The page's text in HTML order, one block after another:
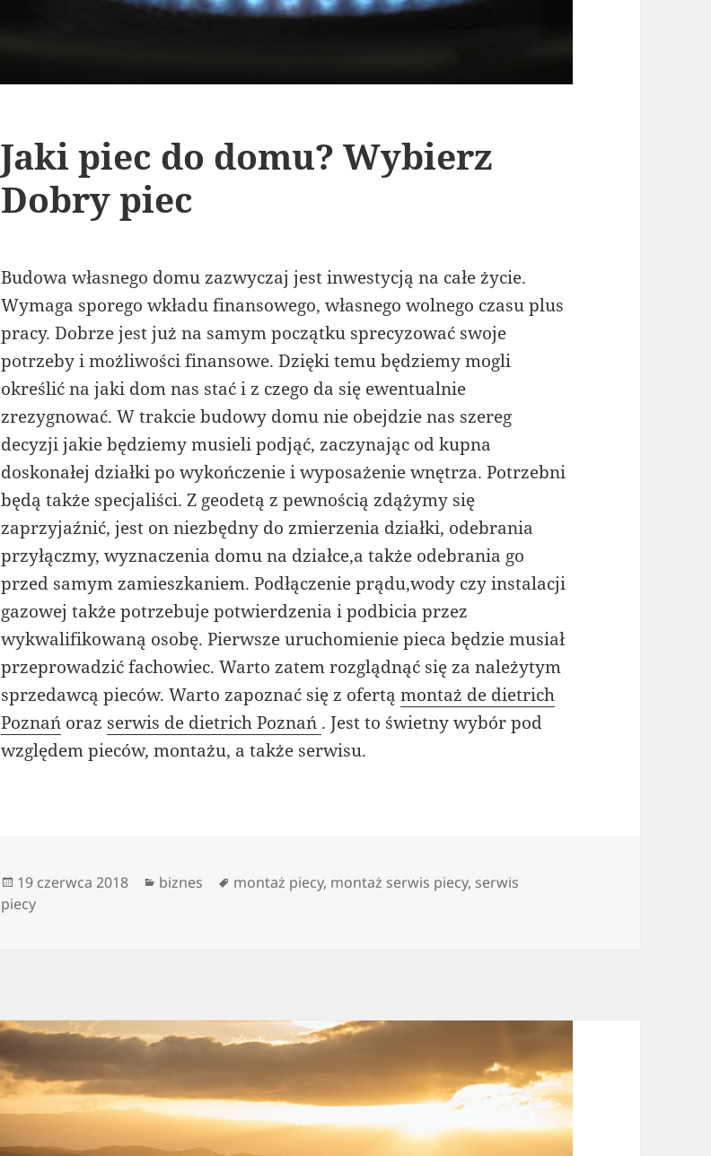
Jaki piec do domu? Wybierz
Dobry piec
Budowa własnego domu zazwyczaj jest inwestycją na całe życie.
Wymaga sporego wkładu finansowego, własnego wolnego czasu plus
pracy. Dobrze jest już na samym początku sprecyzować swoje
potrzeby i możliwości finansowe. Dzięki temu będziemy mogli
określić na jaki dom nas stać i z czego da się ewentualnie
zrezygnować. W trakcie budowy domu nie obejdzie nas szereg
decyzji jakie będziemy musieli podjąć, zaczynając od kupna
doskonałej działki po wykończenie i wyposażenie wnętrza. Potrzebni
będą także specjaliści. Z geodetą z pewnością zdążymy się
zaprzyjaźnić, jest on niezbędny do zmierzenia działki, odebrania
przyłączmy, wyznaczenia domu na działce,a także odebrania go
przed samym zamieszkaniem. Podłączenie prądu,wody czy instalacji
gazowej także potrzebuje potwierdzenia i podbicia przez
wykwalifikowaną osobę. Pierwsze uruchomienie pieca będzie musiał
przeprowadzić fachowiec. Warto zatem rozglądnąć się za należytym
sprzedawcą pieców. Warto zapoznać się z ofertąmontaż de dietrich
Poznań oraz serwis de dietrich Poznań . Jest to świetny wybór pod
względem pieców, montażu, a także serwisu.
Data
publikacji
19 czerwca 2018 Kategorie
biznes Tagi
montaż piecy, montaż serwis piecy, serwis
piecy